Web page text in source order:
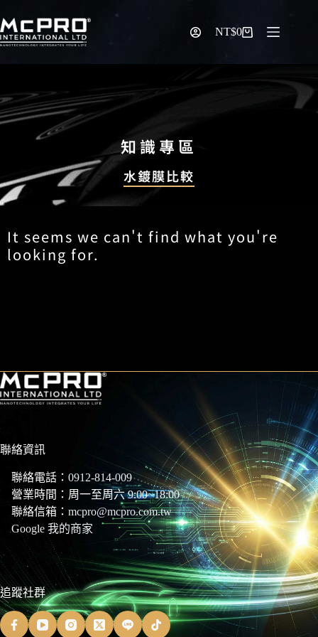
NT$0
知識專區
水鍍膜比較
It seems we can't find what you're
looking for.
聯絡資訊
聯絡電話： 0912-814-009
營業時間：周一至周六 9:00~18:00
聯絡信箱： mcpro@mcpro.com.tw
Google 我的商家
追蹤社群